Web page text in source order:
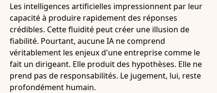
Les intelligences artificielles impressionnent par leur
capacité à produire rapidement des réponses
crédibles. Cette fluidité peut créer une illusion de
fiabilité. Pourtant, aucune IA ne comprend
véritablement les enjeux d'une entreprise comme le
fait un dirigeant. Elle produit des hypothèses. Elle ne
prend pas de responsabilités. Le jugement, lui, reste
profondément humain.